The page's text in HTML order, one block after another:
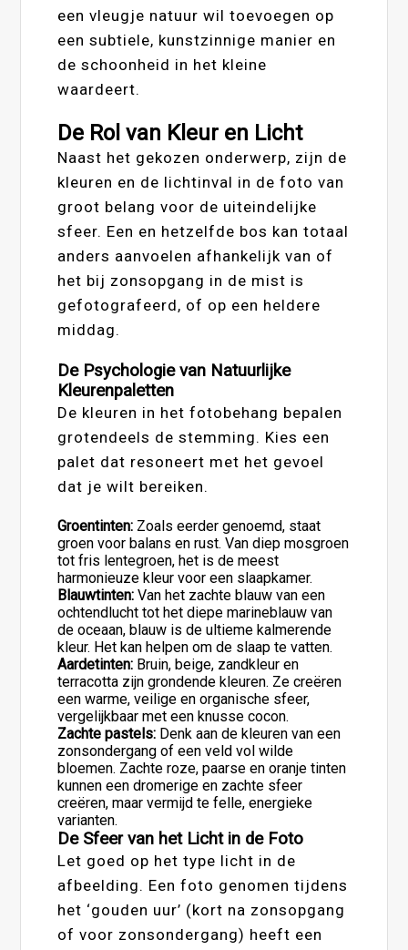
een vleugje natuur wil toevoegen op
een subtiele, kunstzinnige manier en
de schoonheid in het kleine
waardeert.
De Rol van Kleur en Licht
Naast het gekozen onderwerp, zijn de
kleuren en de lichtinval in de foto van
groot belang voor de uiteindelijke
sfeer. Een en hetzelfde bos kan totaal
anders aanvoelen afhankelijk van of
het bij zonsopgang in de mist is
gefotografeerd, of op een heldere
middag.
De Psychologie van Natuurlijke
Kleurenpaletten
De kleuren in het fotobehang bepalen
grotendeels de stemming. Kies een
palet dat resoneert met het gevoel
dat je wilt bereiken.
Groentinten: Zoals eerder genoemd, staat
groen voor balans en rust. Van diep mosgroen
tot fris lentegroen, het is de meest
harmonieuze kleur voor een slaapkamer.
Blauwtinten: Van het zachte blauw van een
ochtendlucht tot het diepe marineblauw van
de oceaan, blauw is de ultieme kalmerende
kleur. Het kan helpen om de slaap te vatten.
Aardetinten: Bruin, beige, zandkleur en
terracotta zijn grondende kleuren. Ze creëren
een warme, veilige en organische sfeer,
vergelijkbaar met een knusse cocon.
Zachte pastels: Denk aan de kleuren van een
zonsondergang of een veld vol wilde
bloemen. Zachte roze, paarse en oranje tinten
kunnen een dromerige en zachte sfeer
creëren, maar vermijd te felle, energieke
varianten.
De Sfeer van het Licht in de Foto
Let goed op het type licht in de
afbeelding. Een foto genomen tijdens
het ‘gouden uur’ (kort na zonsopgang
of voor zonsondergang) heeft een